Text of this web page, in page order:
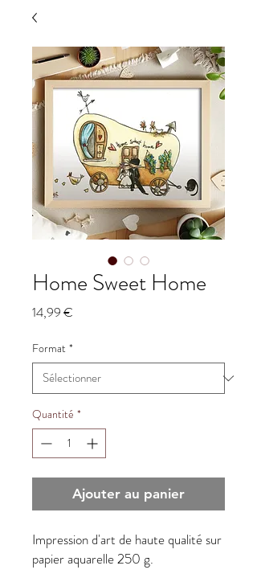
Home Sweet Home
14,99 €
Format *
Quantité *
Ajouter au panier
Impression d'art de haute qualité sur
papier aquarelle 250 g.